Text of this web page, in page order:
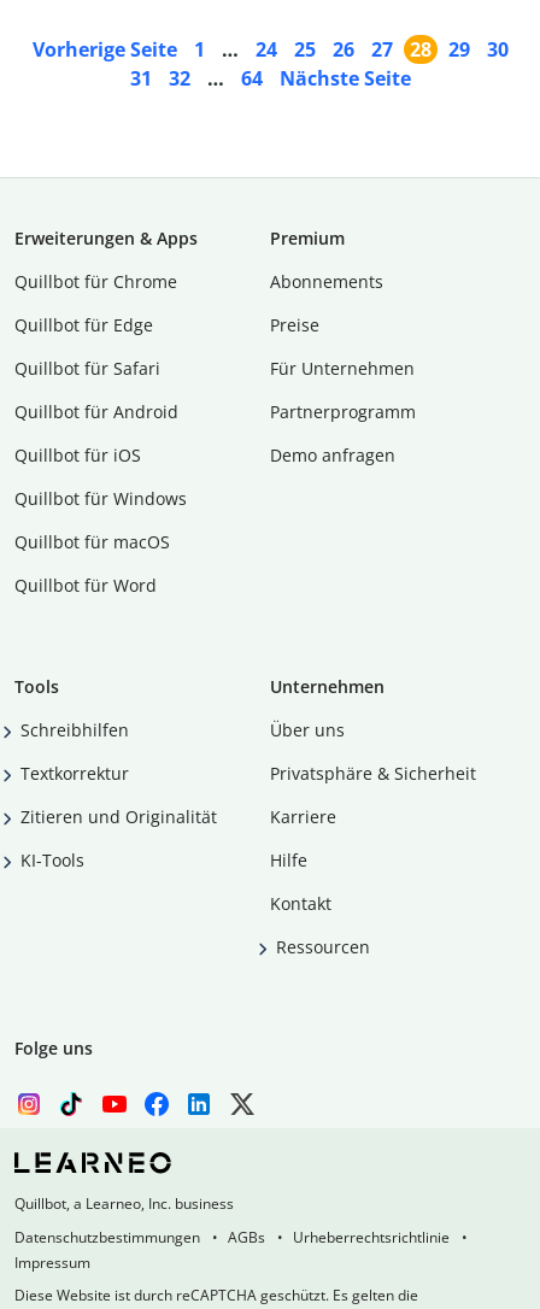
Vorherige Seite 1 … 24 25 26 27 28 29
30
31
32 … 64 Nächste Seite
Erweiterungen & Apps
Quillbot für Chrome
Quillbot für Edge
Quillbot für Safari
Quillbot für Android
Quillbot für iOS
Quillbot für Windows
Quillbot für macOS
Quillbot für Word
Premium
Abon­ne­ments
Preise
Für Unternehmen
Partnerprogramm
Demo anfragen
Tools
Schreibhilfen
Textkorrektur
Zitieren und Originalität
KI-Tools
Unternehmen
Über uns
Privatsphäre & Sicherheit
Karriere
Hilfe
Kontakt
Ressourcen
Folge uns
Quillbot, a Learneo, Inc. business
Datenschutzbestimmungen
AGBs
Urheberrechtsrichtlinie
Impressum
Diese Website ist durch reCAPTCHA geschützt. Es gelten die